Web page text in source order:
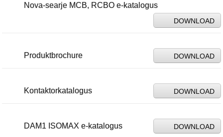
Nova-searje MCB, RCBO e-katalogus
DOWNLOAD
Produktbrochure DOWNLOAD
Kontaktorkatalogus DOWNLOAD
DAM1 ISOMAX e-katalogus DOWNLOAD